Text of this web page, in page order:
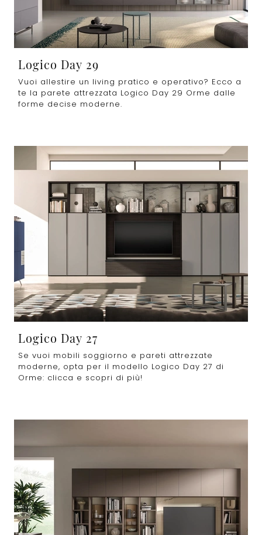
Logico Day 29
Vuoi allestire un living pratico e operativo? Ecco a
te la parete attrezzata Logico Day 29 Orme dalle
forme decise moderne.
Logico Day 27
Se vuoi mobili soggiorno e pareti attrezzate
moderne, opta per il modello Logico Day 27 di
Orme: clicca e scopri di più!